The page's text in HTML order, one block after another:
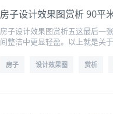
房子设计效果图赏析 90平
房子设计效果图赏析五这最后一
间整洁中更显轻盈。以上就是关
房子 设计效果图 赏析